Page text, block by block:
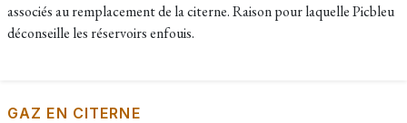
associés au remplacement de la citerne. Raison pour laquelle Picbleu
déconseille les réservoirs enfouis.
GAZ EN CITERNE